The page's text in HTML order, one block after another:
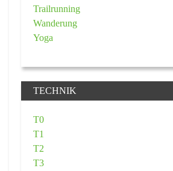
Trailrunning
Wanderung
Yoga
TECHNIK
T0
T1
T2
T3